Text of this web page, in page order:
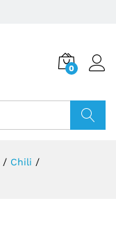
0
/ Chili /